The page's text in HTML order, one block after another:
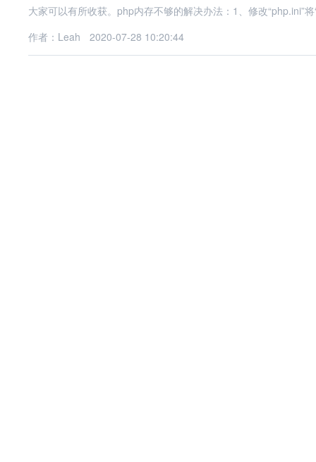
大家可以有所收获。php内存不够的解决办法：1、修改“php.ini”
作者：Leah
2020-07-28 10:20:44